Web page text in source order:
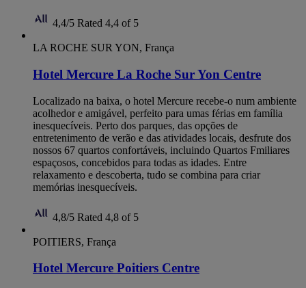
4,4/5 Rated 4,4 of 5
LA ROCHE SUR YON, França
Hotel Mercure La Roche Sur Yon Centre
Localizado na baixa, o hotel Mercure recebe-o num ambiente
acolhedor e amigável, perfeito para umas férias em família
inesquecíveis. Perto dos parques, das opções de
entretenimento de verão e das atividades locais, desfrute dos
nossos 67 quartos confortáveis, incluindo Quartos Fmiliares
espaçosos, concebidos para todas as idades. Entre
relaxamento e descoberta, tudo se combina para criar
memórias inesquecíveis.
4,8/5 Rated 4,8 of 5
POITIERS, França
Hotel Mercure Poitiers Centre